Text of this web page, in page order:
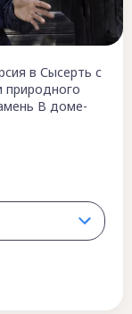
в Сысерть с
В доме-